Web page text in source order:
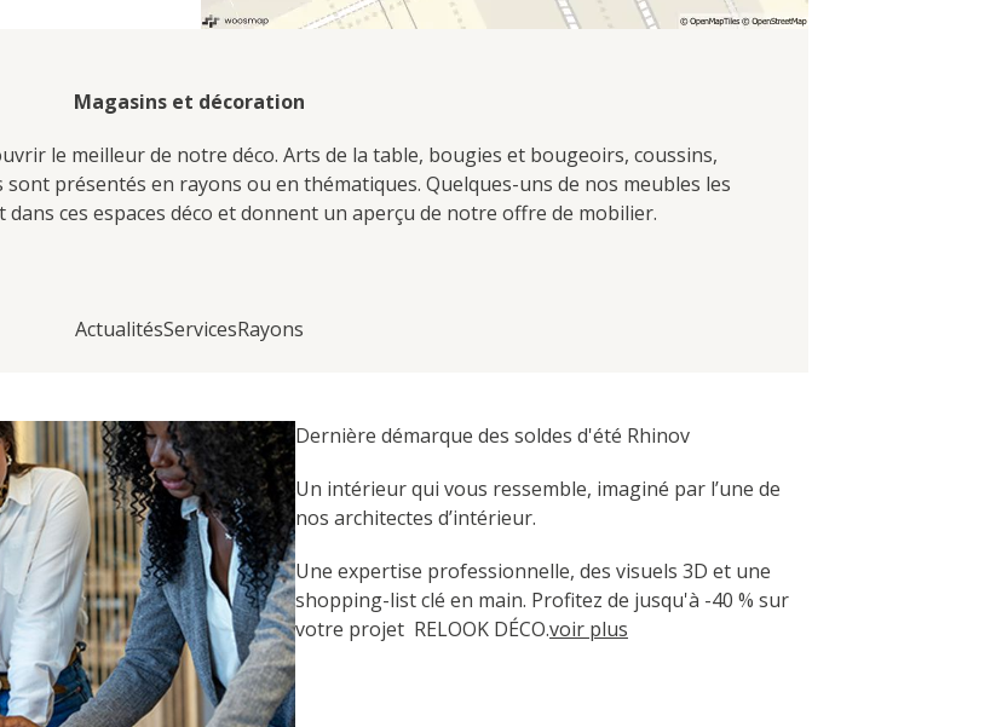
Magasins et décoration
le meilleur de notre déco. Arts de la table, bougies et bougeoirs, coussins,
présentés en rayons ou en thématiques. Quelques-uns de nos meubles les
ces espaces déco et donnent un aperçu de notre offre de mobilier.
ActualitésServicesRayons
Dernière démarque des soldes d'été Rhinov
Un intérieur qui vous ressemble, imaginé par l’une de
nos architectes d’intérieur.
Une expertise professionnelle, des visuels 3D et une
shopping-list clé en main. Profitez de jusqu'à -40 % sur
votre projet RELOOK DÉCO.voir plus